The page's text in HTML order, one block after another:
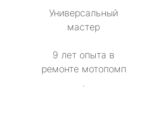
Универсальный
мастер
9 лет опыта в
ремонте мотопомп
.